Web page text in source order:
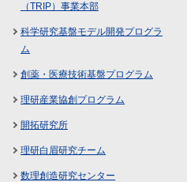
（TRIP）事業本部
科学研究基盤モデル開発プログラ
ム
創薬・医療技術基盤プログラム
理研産業協創プログラム
開拓研究所
理研白眉研究チーム
数理創造研究センター